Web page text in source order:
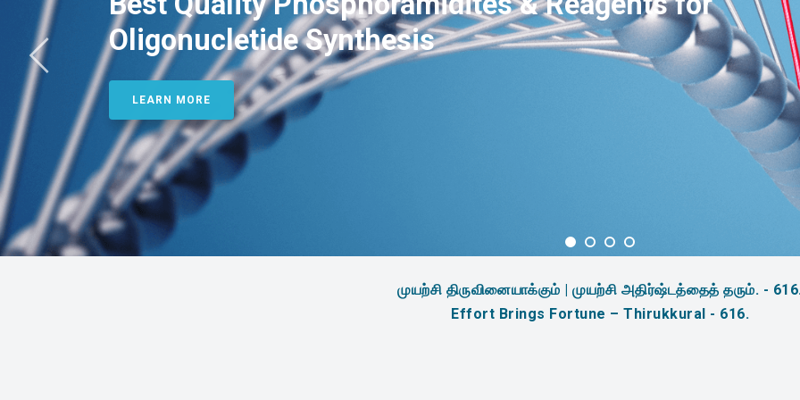
Oligonucletide Synthesis
LEARN MORE
முயற்சி திருவினையாக்கும் | முயற்சி அதிர்ஷ்டத்தைத் தரும். -
Effort Brings Fortune – Thirukkural - 616.